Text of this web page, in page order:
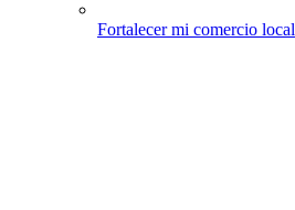
Fortalecer mi comercio local